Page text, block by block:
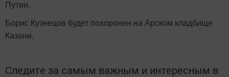
Путин.
Борис Кузнецов будет похоронен на Арском кладбище
Казани.
Следите за самым важным и интересным в